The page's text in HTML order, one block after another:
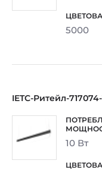
5000
IETC-Ритейл-
10 Вт